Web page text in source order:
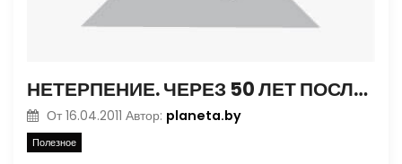
НЕТЕРПЕНИЕ. ЧЕРЕЗ 50 ЛЕТ ПОСЛЕ ПОЛЕТА ГАГАРИНА КОСМОНАВТИКА ЗАХОДИТ В ТУПИК
От 16.04.2011 Автор: planeta.by
Полезное